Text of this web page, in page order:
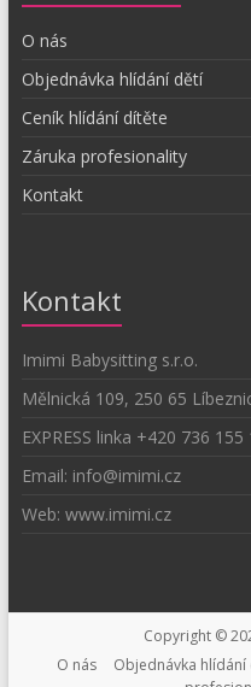
O nás
Objednávka hlídání dětí
Ceník hlídání dítěte
Záruka profesionality
Kontakt
Kontakt
Imimi Babysitting s.r.o.
Mělnická 109, 250 65
EXPRESS linka +420 736 155
Email: info@imimi.cz
Web: www.imimi.cz
Copyright ©
O nás
Objednávka hlídání